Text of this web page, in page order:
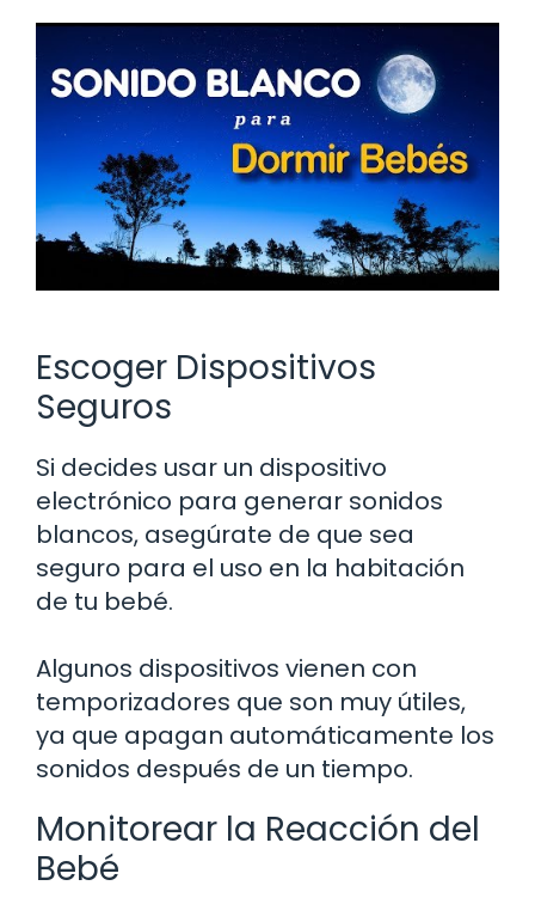
Escoger Dispositivos
Seguros
Si decides usar un dispositivo
electrónico para generar sonidos
blancos, asegúrate de que sea
seguro para el uso en la habitación
de tu bebé.
Algunos dispositivos vienen con
temporizadores que son muy útiles,
ya que apagan automáticamente los
sonidos después de un tiempo.
Monitorear la Reacción del
Bebé